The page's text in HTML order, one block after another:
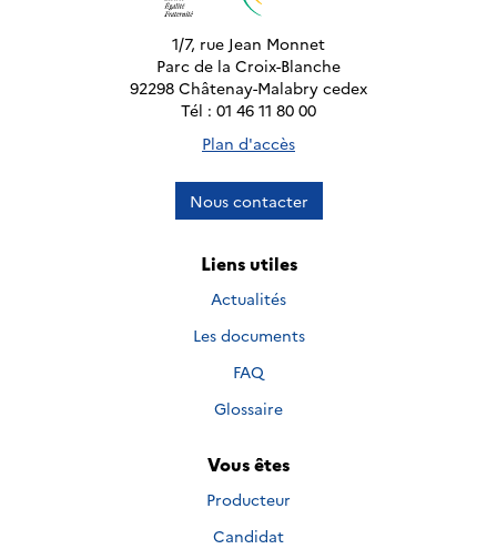
1/7, rue Jean Monnet
Parc de la Croix-Blanche
92298 Châtenay-Malabry cedex
Tél : 01 46 11 80 00
Plan d'accès
Nous contacter
Liens utiles
Actualités
Les documents
FAQ
Glossaire
Vous êtes
Producteur
Candidat